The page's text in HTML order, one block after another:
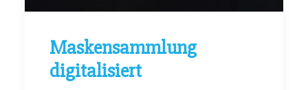
Maskensammlung
digitalisiert